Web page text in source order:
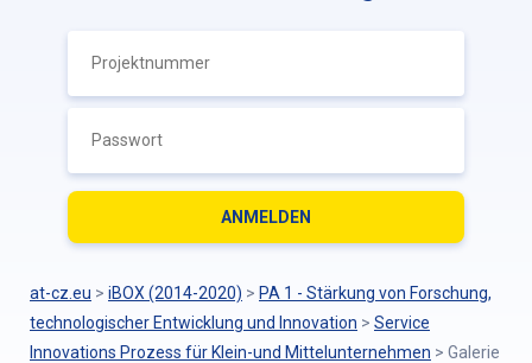
at-cz.eu > iBOX (2014-2020) > PA 1 - Stärkung von Forschung,
technologischer Entwicklung und Innovation > Service
Innovations Prozess für Klein-und Mittelunternehmen > Galerie